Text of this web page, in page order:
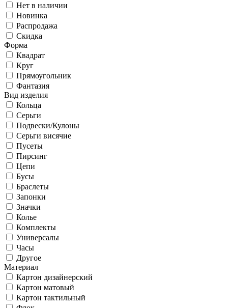
Нет в наличии
Новинка
Распродажа
Скидка
Форма
Квадрат
Круг
Прямоугольник
Фантазия
Вид изделия
Кольца
Серьги
Подвески/Кулоны
Серьги висячие
Пусеты
Пирсинг
Цепи
Бусы
Браслеты
Запонки
Значки
Колье
Комплекты
Универсалы
Часы
Другое
Материал
Картон дизайнерский
Картон матовый
Картон тактильный